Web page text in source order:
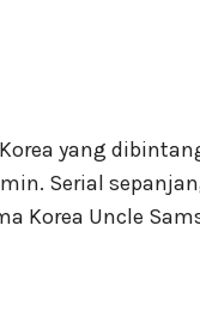
yang
Serial
Korea Uncle